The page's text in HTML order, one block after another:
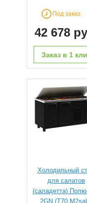
Под заказ
42 678
Заказ в 1
Холодильный
для салатов
(саладетта)
2GN (T70